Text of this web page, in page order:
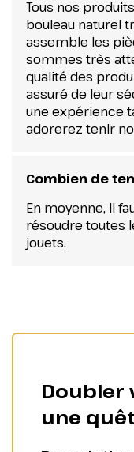
Tous nos
bouleau naturel
assemble les
sommes très
qualité des
assuré de leur
une expérience
adorerez tenir
Combien de
En moyenne, il
résoudre toutes
jouets.
Doubler
une